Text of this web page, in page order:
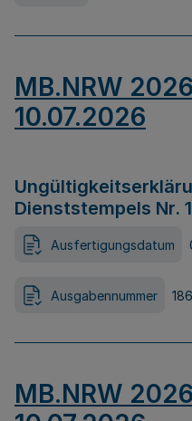
MB.NRW
10.07.2026
Dienststempels Nr.
Ausfertigungsdatum
Ausgabennummer 186
MB.NRW